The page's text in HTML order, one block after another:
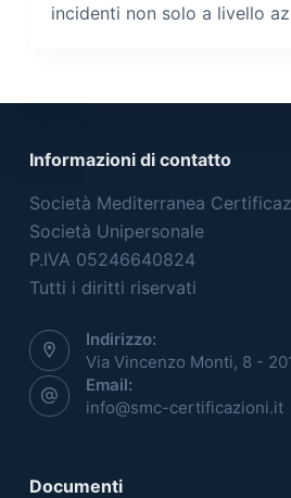
incidenti non solo a livello
Informazioni di contatto
Società Mediterranea
Società Unipersonale
P.IVA 05246640824
Tutti i diritti riservati
Indirizzo:
Via Vincenzo Monti, 8 -
Email:
info@smc-certificazioni.it
Documenti